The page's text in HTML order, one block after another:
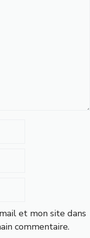
et mon site dans
commentaire.